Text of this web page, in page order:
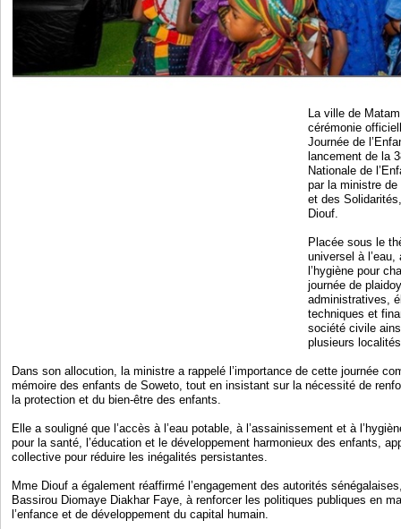
La ville de
cérémonie
Journée de
lancement de la
Nationale de
par la ministre
et des
Diouf.
Placée sous le
universel à
l’hygiène pour
journée de
administratives,
techniques et
société civile
plusieurs
Dans son allocution, la ministre a rappelé l’importance de cette journée
mémoire des enfants de Soweto, tout en insistant sur la nécessité de
la protection et du bien-être des enfants.
Elle a souligné que l’accès à l’eau potable, à l’assainissement et à
pour la santé, l’éducation et le développement harmonieux des enfants,
collective pour réduire les inégalités persistantes.
Mme Diouf a également réaffirmé l’engagement des autorités
Bassirou Diomaye Diakhar Faye, à renforcer les politiques publiques en
l’enfance et de développement du capital humain.